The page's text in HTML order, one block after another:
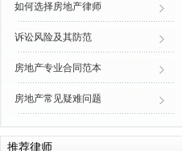
如何选择房地产律师
诉讼风险及其防范
房地产专业合同范本
房地产常见疑难问题
推荐律师